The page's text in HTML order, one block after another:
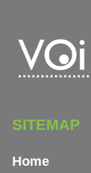
SITEMAP
Home